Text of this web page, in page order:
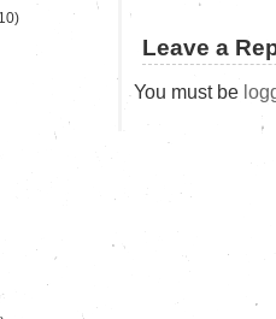
Leave a
You must be